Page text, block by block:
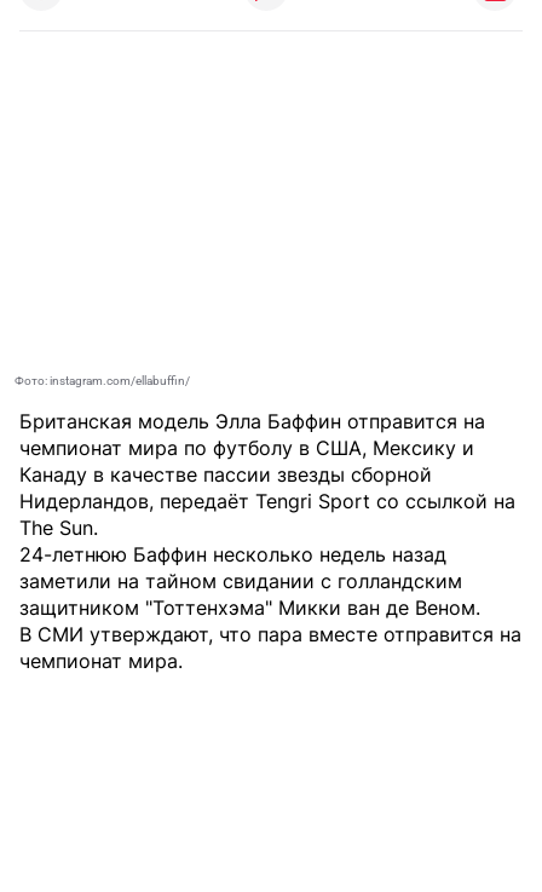
Фото: instagram.com/ellabuffin/
Британская модель Элла Баффин отправится на
чемпионат мира по футболу в США, Мексику и
Канаду в качестве пассии звезды сборной
Нидерландов, передаёт Tengri Sport со ссылкой на
The Sun.
24-летнюю Баффин несколько недель назад
заметили на тайном свидании с голландским
защитником "Тоттенхэма" Микки ван де Веном.
В СМИ утверждают, что пара вместе отправится на
чемпионат мира.